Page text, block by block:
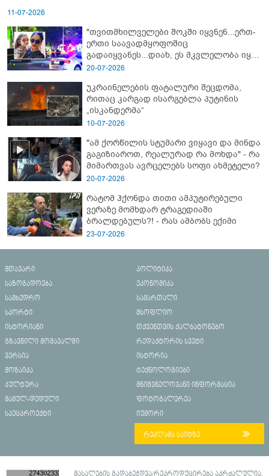
11-07-2026
"თვითმხილველები შოკში იყვნენ...ერთ-
ერთი საავადმყოფოშიც
გადაიყვანეს...დიახ, ეს მკვლელობა იყო"
- გორში დატრიალებული ტრაგედიის
20-07-2026
უკრაინელების ფატალური შეცდომა,
რითაც კარგად ისარგებლა პუტინის
„ისკანდერმა“
10-07-2026
"ამ ქორწილის სტუმარი ვიყავი და მინდა
გაგიზიაროთ, რეალურად რა მოხდა" - რა
მიმართვას ავრცელებს სოფი ახმეტელი?
20-07-2026
რატომ ჰქონდა თითი ამპუტირებული
ვერაზე მომხდარ ტრაგედიაში
ბრალდებულს?! - რას ამბობს ექიმი
23-07-2026
მთავარი
პოლიტიკა
საზოგადოება
ეკონომიკა
სამხედრო
სამართალი
სპორტი
მსოფლიო
ისტორიანი
თქვენთვის ქალბატონებო
გზავნილი მომავალში
რედაქტორის სვეტი
ვერსია
ისტორია
მოზაიკა
ტექნოლოგიები
კულტურა
მნიშვნელოვანი ინფორმაცია
მამულ-დედული
ფოტოგალერეა
სპეცპროექტი
იუმორი
რეკლამა საიტზე
მასალების გადაბეჭდვა/რეპროდუცირება აკრძალულია,